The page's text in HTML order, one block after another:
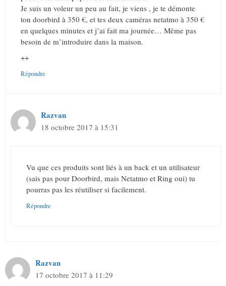
Je suis un voleur un peu au fait, je viens , je te démonte
ton doorbird à 350 €, et tes deux caméras netatmo à 350 €
en quelques minutes et j’ai fait ma journée… Même pas
besoin de m’introduire dans la maison.
++
Répondre
Razvan
18 octobre 2017 à 15:31
Vu que ces produits sont liés à un back et un utilisateur
(sais pas pour Doorbird, mais Netatmo et Ring oui) tu
pourras pas les réutiliser si facilement.
Répondre
Razvan
17 octobre 2017 à 11:29